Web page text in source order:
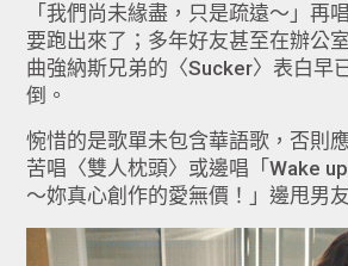
「我們尚未緣盡，只是疏遠～」再
要跑出來了；多年好友甚至在辦公
曲強納斯兄弟的〈Sucker〉表白早
倒。
惋惜的是歌單未包含華語歌，否則
苦唱〈雙人枕頭〉或邊唱「Wake
～妳真心創作的愛無價！」邊甩男